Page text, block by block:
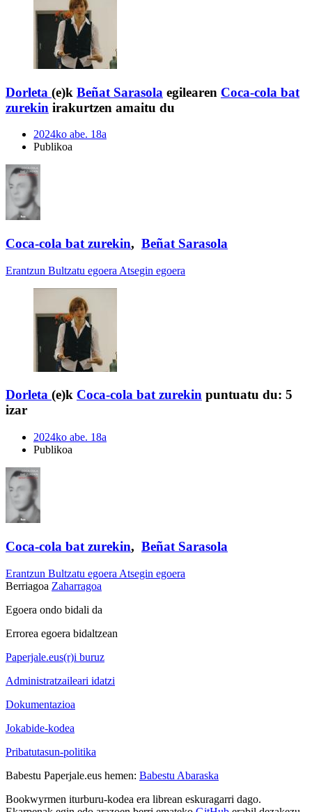
Dorleta (e)k Beñat Sarasola egilearen Coca-cola bat
zurekin irakurtzen amaitu du
2024ko abe. 18a
Publikoa
Coca-cola bat zurekin, Beñat Sarasola
Erantzun Bultzatu egoera Atsegin egoera
Dorleta (e)k Coca-cola bat zurekin puntuatu du: 5
izar
2024ko abe. 18a
Publikoa
Coca-cola bat zurekin, Beñat Sarasola
Erantzun Bultzatu egoera Atsegin egoera
Berriagoa Zaharragoa
Egoera ondo bidali da
Errorea egoera bidaltzean
Paperjale.eus(r)i buruz
Administratzaileari idatzi
Dokumentazioa
Jokabide-kodea
Pribatutasun-politika
Babestu Paperjale.eus hemen: Babestu Abaraska
Bookwyrmen iturburu-kodea era librean eskuragarri dago.